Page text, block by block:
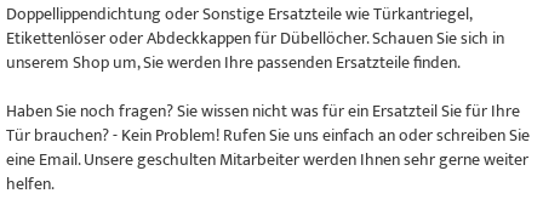
Doppellippendichtung oder Sonstige Ersatzteile wie Türkantriegel,
Etikettenlöser oder Abdeckkappen für Dübellöcher. Schauen Sie sich in
unserem Shop um, Sie werden Ihre passenden Ersatzteile finden.
Haben Sie noch fragen? Sie wissen nicht was für ein Ersatzteil Sie für Ihre
Tür brauchen? - Kein Problem! Rufen Sie uns einfach an oder schreiben Sie
eine Email. Unsere geschulten Mitarbeiter werden Ihnen sehr gerne weiter
helfen.